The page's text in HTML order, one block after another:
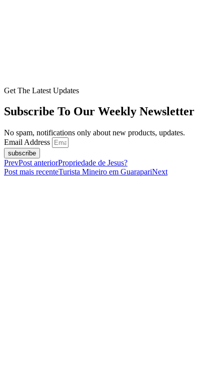
Get The Latest Updates
Subscribe To Our Weekly Newsletter
No spam, notifications only about new products, updates.
Email Address
subscribe
PrevPost anteriorPropriedade de Jesus?
Post mais recenteTurista Mineiro em GuarapariNext